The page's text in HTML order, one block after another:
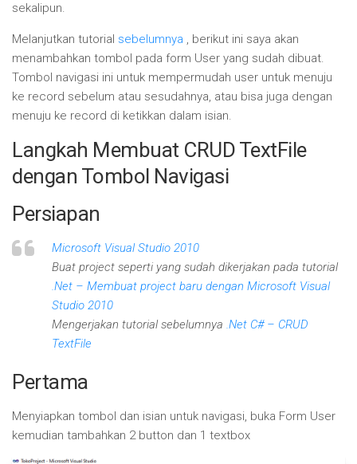
sekalipun.
Melanjutkan tutorial sebelumnya , berikut ini saya akan
menambahkan tombol pada form User yang sudah dibuat.
Tombol navigasi ini untuk mempermudah user untuk menuju
ke record sebelum atau sesudahnya, atau bisa juga dengan
menuju ke record di ketikkan dalam isian.
Langkah Membuat CRUD TextFile
dengan Tombol Navigasi
Persiapan
Microsoft Visual Studio 2010
Buat project seperti yang sudah dikerjakan pada tutorial
.Net – Membuat project baru dengan Microsoft Visual
Studio 2010
Mengerjakan tutorial sebelumnya .Net C# – CRUD
TextFile
Pertama
Menyiapkan tombol dan isian untuk navigasi, buka Form User
kemudian tambahkan 2 button dan 1 textbox